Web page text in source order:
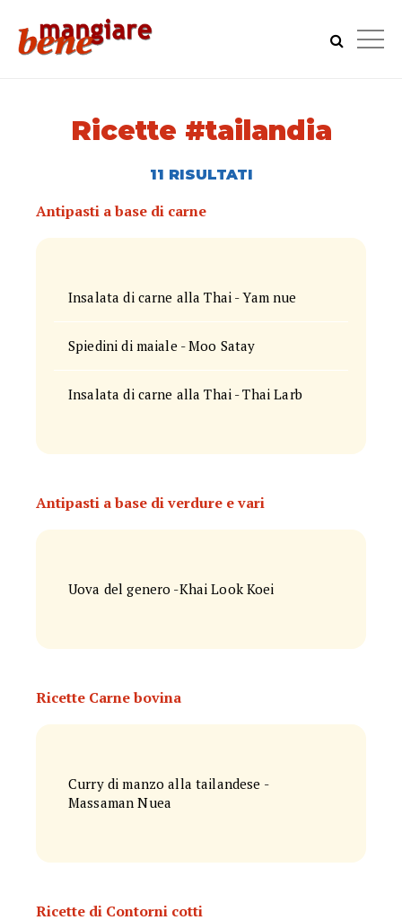
Ricette #tailandia
11 RISULTATI
Antipasti a base di carne
Insalata di carne alla Thai - Yam nue
Spiedini di maiale - Moo Satay
Insalata di carne alla Thai - Thai Larb
Antipasti a base di verdure e vari
Uova del genero -Khai Look Koei
Ricette Carne bovina
Curry di manzo alla tailandese -
Massaman Nuea
Ricette di Contorni cotti